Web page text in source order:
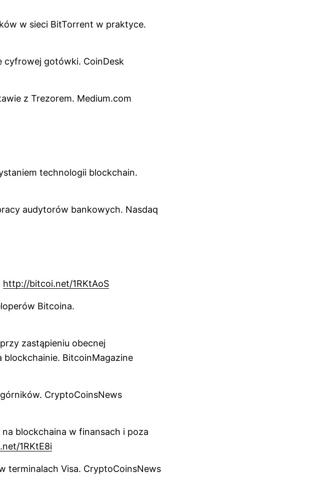
w sieci BitTorrent w praktyce.
cyfrowej gotówki. CoinDesk
z Trezorem. Medium.com
technologii blockchain.
audytorów bankowych. Nasdaq
http://bitcoi.net/1RKtAoS
Bitcoina.
zastąpieniu obecnej
BitcoinMagazine
CryptoCoinsNews
blockchaina w finansach i poza
1RKtE8i
terminalach Visa. CryptoCoinsNews